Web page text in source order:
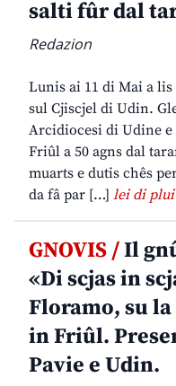
salti fûr dal
Redazion
Lunis ai 11 di Mai a lis
sul Cjiscjel di Udin.
Arcidiocesi di Udine e
Friûl a 50 agns dal
muarts e dutis chês
da fâ par […] lei di plui
GNOVIS /Il
«Di scjas in
Floramo, su
in Friûl.
Pavie e Udin.